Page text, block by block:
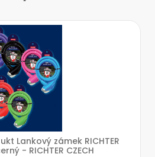
Lankový zámek RICHTER
- RICHTER CZECH